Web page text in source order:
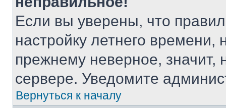
Если вы уверены, что
настройку летнего
прежнему неверное, значит,
сервере. Уведомите
Вернуться к началу